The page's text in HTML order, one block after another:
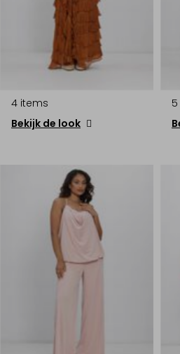
4 items
Bekijk de look